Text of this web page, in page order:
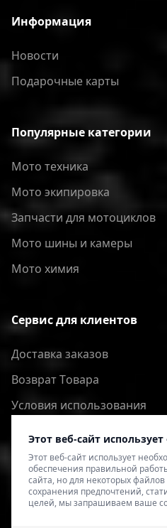
Этот веб-сайт
Этот веб-сайт использует
обеспечения правильной
сайта, но для некоторых
сохранения предпочтений,
целей, мы запрашиваем ваше
Информация
Новости
Подарочные карты
Популярные категории
Мото техника
Мото экипировка
Запчасти для мотоциклов
Мото шины и камеры
Мото химия
Сервис для клиентов
Доставка заказов
Bозврат Tовара
Условия использования
Политика